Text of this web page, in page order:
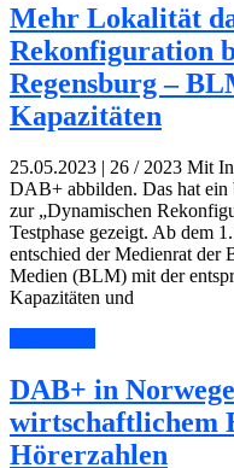
Mehr Lokalität
Rekonfiguration
Regensburg –
Kapazitäten
25.05.2023 | 26 / 2023 Mit
DAB+ abbilden. Das hat ein
zur „Dynamischen
Testphase gezeigt. Ab dem
entschied der Medienrat der
Medien (BLM) mit der
Kapazitäten und
DAB+ in
wirtschaftlichem
Hörerzahlen